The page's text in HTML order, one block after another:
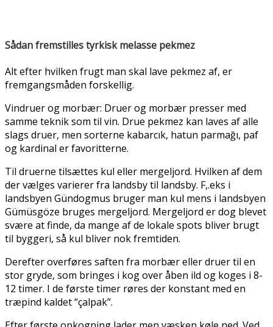
Sådan fremstilles tyrkisk melasse pekmez
Alt efter hvilken frugt man skal lave pekmez af, er
fremgangsmåden forskellig.
Vindruer og morbær: Druer og morbær presser med
samme teknik som til vin. Drue pekmez kan laves af alle
slags druer, men sorterne kabarcık, hatun parmağı, paf
og kardinal er favoritterne.
Til druerne tilsættes kul eller mergeljord. Hvilken af dem
der vælges varierer fra landsby til landsby. F,.eks i
landsbyen Gündogmus bruger man kul mens i landsbyen
Gümüsgöze bruges mergeljord. Mergeljord er dog blevet
svære at finde, da mange af de lokale spots bliver brugt
til byggeri, så kul bliver nok fremtiden.
Derefter overføres saften fra morbær eller druer til en
stor gryde, som bringes i kog over åben ild og koges i 8-
12 timer. I de første timer røres der konstant med en
træpind kaldet “çalpak”.